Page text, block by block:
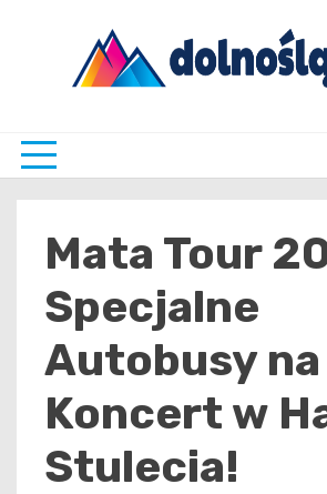
Mata Tour
Specjalne
Autobusy na
Koncert w
Stulecia!